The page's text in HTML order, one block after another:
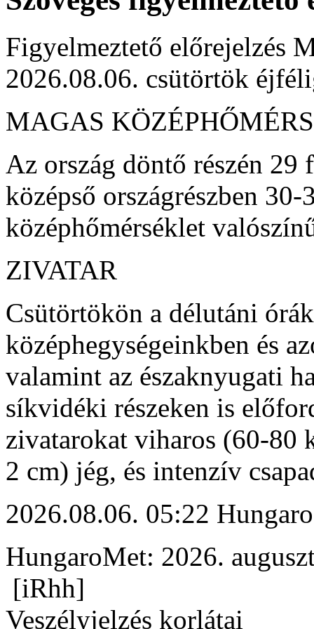
Figyelmeztető előrejelzés
2026.08.06. csütörtök
MAGAS
Az ország döntő részén
középső országrészben
középhőmérséklet
ZIVATAR
Csütörtökön a délutáni
középhegységeinkben és
valamint az északnyugati
síkvidéki részeken is
zivatarokat viharos (60-80
2 cm) jég, és intenzív
2026.08.06. 05:22
HungaroMet: 2026.
[iRhh]
Veszélyjelzés korlátai